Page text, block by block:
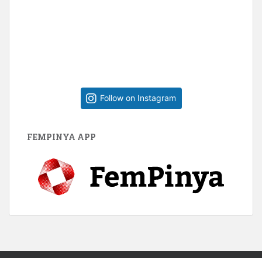
Follow on Instagram
FEMPINYA APP